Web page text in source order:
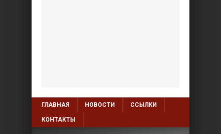
ГЛАВНАЯ НОВОСТИ ССЫЛКИ
КОНТАКТЫ